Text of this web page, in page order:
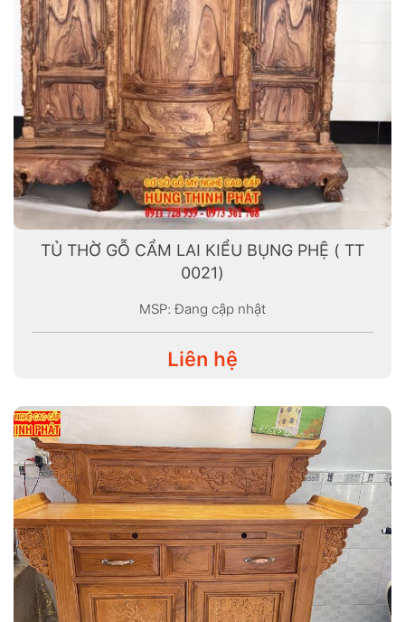
TỦ THỜ GỖ CẨM LAI KIỂU BỤNG PHỆ ( TT
0021)
MSP: Đang cập nhật
Liên hệ